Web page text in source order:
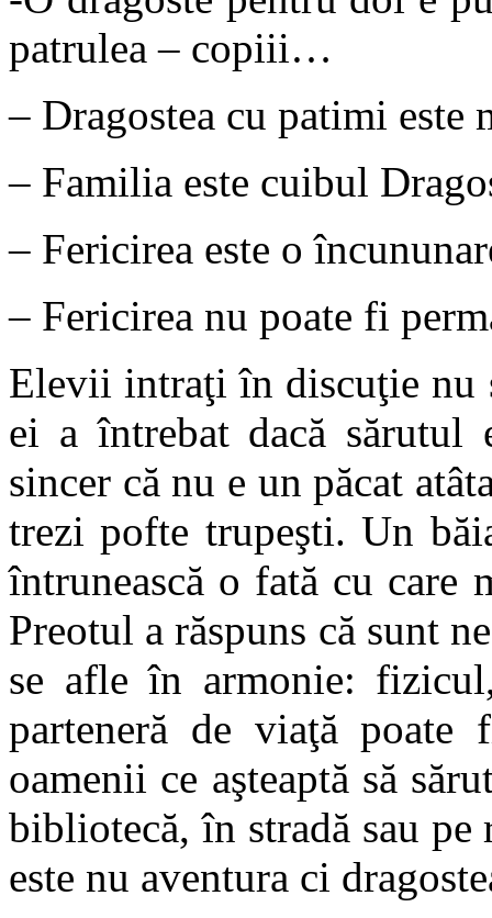
patrulea – copiii…
– Dragostea cu patimi este
– Familia este cuibul
– Fericirea este o
– Fericirea nu poate fi
Elevii intraţi în discuţie nu
ei a întrebat dacă sărutul
sincer că nu e un păcat
trezi pofte trupeşti. Un
întrunească o fată cu
Preotul a răspuns că sunt
se afle în armonie:
parteneră de viaţă
oamenii ce aşteaptă să
bibliotecă, în stradă sau
este nu aventura ci